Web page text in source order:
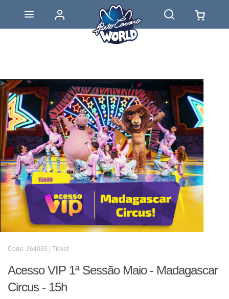
Code: 264065 | Ticket
Acesso VIP 1ª Sessão Maio - Madagascar
Circus - 15h